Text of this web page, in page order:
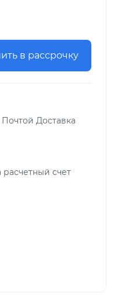
в рассрочку
Доставка
счет